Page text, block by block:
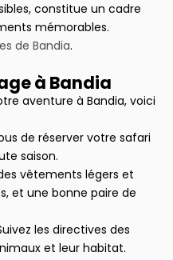
constitue un cadre
mémorables.
de Bandia.
à Bandia
aventure à Bandia, voici
de réserver votre safari
saison.
vêtements légers et
et une bonne paire de
les directives des
et leur habitat.